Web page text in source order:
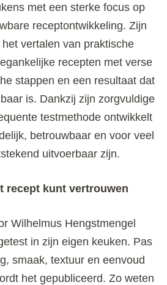
met een sterke focus op
receptontwikkeling. Zijn
vertalen van praktische
recepten met verse
stappen en een resultaat dat
is. Dankzij zijn zorgvuldige
testmethode ontwikkelt
betrouwbaar en voor veel
uitvoerbaar zijn.
recept kunt vertrouwen
Wilhelmus Hengstmengel
in zijn eigen keuken. Pas
smaak, textuur en eenvoud
het gepubliceerd. Zo weten